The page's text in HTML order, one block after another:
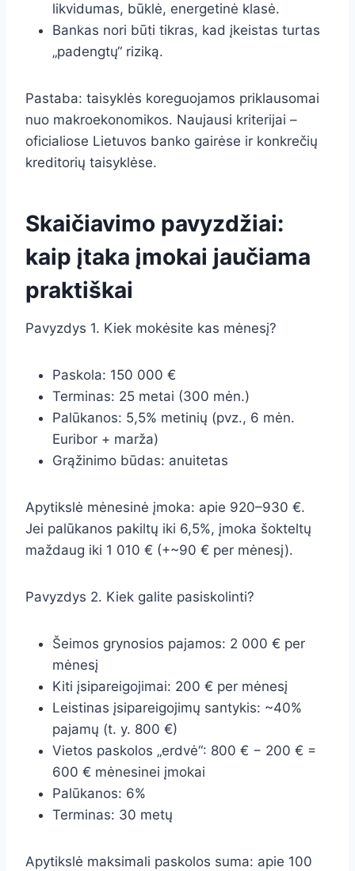
likvidumas, būklė, energetinė klasė.
Bankas nori būti tikras, kad įkeistas turtas
„padengtų“ riziką.
Pastaba: taisyklės koreguojamos priklausomai
nuo makroekonomikos. Naujausi kriterijai –
oficialiose Lietuvos banko gairėse ir konkrečių
kreditorių taisyklėse.
Skaičiavimo pavyzdžiai:
kaip įtaka įmokai jaučiama
praktiškai
Pavyzdys 1. Kiek mokėsite kas mėnesį?
Paskola: 150 000 €
Terminas: 25 metai (300 mėn.)
Palūkanos: 5,5% metinių (pvz., 6 mėn.
Euribor + marža)
Grąžinimo būdas: anuitetas
Apytikslė mėnesinė įmoka: apie 920–930 €.
Jei palūkanos pakiltų iki 6,5%, įmoka šokteltų
maždaug iki 1 010 € (+~90 € per mėnesį).
Pavyzdys 2. Kiek galite pasiskolinti?
Šeimos grynosios pajamos: 2 000 € per
mėnesį
Kiti įsipareigojimai: 200 € per mėnesį
Leistinas įsipareigojimų santykis: ~40%
pajamų (t. y. 800 €)
Vietos paskolos „erdvė“: 800 € − 200 € =
600 € mėnesinei įmokai
Palūkanos: 6%
Terminas: 30 metų
Apytikslė maksimali paskolos suma: apie 100